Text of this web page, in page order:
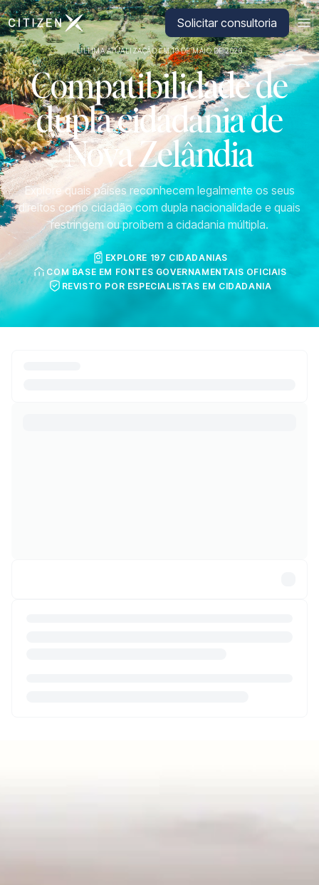
Ir para a página inicial da CitizenX Solicitar consultoria
ÚLTIMA ATUALIZAÇÃO EM 19 DE MAIO DE 2026
Compatibilidade de
dupla cidadania de
Nova Zelândia
Explore quais países reconhecem legalmente os seus
direitos como cidadão com dupla nacionalidade e quais
restringem ou proíbem a cidadania múltipla.
EXPLORE 197 CIDADANIAS
COM BASE EM FONTES GOVERNAMENTAIS OFICIAIS
REVISTO POR ESPECIALISTAS EM CIDADANIA